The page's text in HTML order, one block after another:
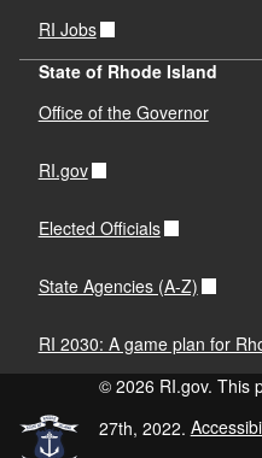
RI Jobs
State of Rhode Island
Office of the Governor
RI.gov
Elected Officials
State Agencies (A-Z)
RI 2030: A game plan for
© 2026 RI.gov. This
27th, 2022.